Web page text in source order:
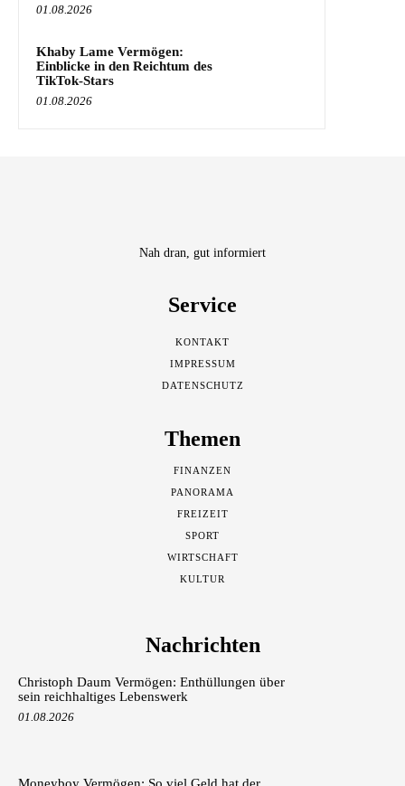
01.08.2026
Khaby Lame Vermögen:
Einblicke in den Reichtum des
TikTok-Stars
01.08.2026
Nah dran, gut informiert
Service
KONTAKT
IMPRESSUM
DATENSCHUTZ
Themen
FINANZEN
PANORAMA
FREIZEIT
SPORT
WIRTSCHAFT
KULTUR
Nachrichten
Christoph Daum Vermögen: Enthüllungen über
sein reichhaltiges Lebenswerk
01.08.2026
Moneyboy Vermögen: So viel Geld hat der